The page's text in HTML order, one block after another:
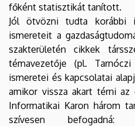
főként statisztikát tanított.
Jól ötvözni tudta korábbi
ismereteit a
szakterületén cikkek
témavezetője (pl.
ismeretei és kapcsolatai
amikor vissza akart térni
Informatikai Karon három
szívesen